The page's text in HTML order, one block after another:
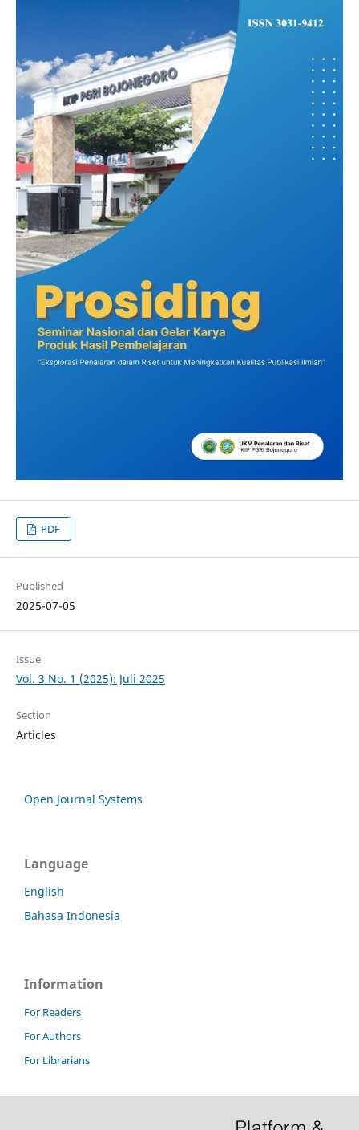
PDF
Published
2025-07-05
Issue
Vol. 3 No. 1 (2025): Juli 2025
Section
Articles
Open Journal Systems
Language
English
Bahasa Indonesia
Information
For Readers
For Authors
For Librarians